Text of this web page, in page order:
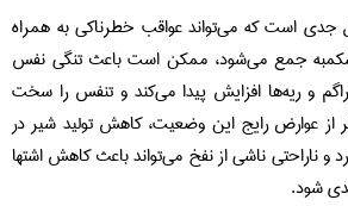
است که می‌تواند عواقب خطرناکی به همراه
شکمبه جمع می‌شود، ممکن است باعث تنگی نفس
و ریه‌ها افزایش پیدا می‌کند و تنفس را سخت
از عوارض رایج این وضعیت، کاهش تولید شیر در
و ناراحتی ناشی از نفخ می‌تواند باعث کاهش اشتها
شود.